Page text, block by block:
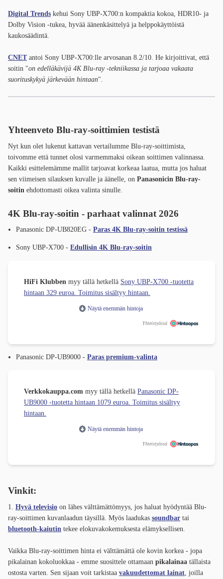
Digital Trends kehui Sony UBP-X700:n kompaktia kokoa, HDR10- ja
Dolby Vision -tukea, hyvää äänenkäsittelyä ja helppokäyttöistä
kaukosäädintä.
CNETantoi Sony UBP-X700:lle arvosanan 8.2/10. He kirjoittivat, että
soitin "on edelläkävijä 4K Blu-ray -tekniikassa ja tarjoaa vakaata
suorituskykyä järkevään hintaan".
Yhteenveto Blu-ray-soittimien testistä
Nyt kun olet lukenut kattavan vertailumme Blu-ray-soittimista,
toivomme että tunnet olosi varmemmaksi oikean soittimen valinnassa.
Kaikki esittelemämme mallit tarjoavat korkeaa laatua, mutta jos haluat
sen viimeisen silauksen kuvalle ja äänelle, on Panasonicin Blu-ray-
soitin ehdottomasti oikea valinta sinulle.
4K Blu-ray-soitin - parhaat valinnat 2026
Panasonic DP-UB820EG - Paras 4K Blu-ray-soitin testissä
Sony UBP-X700 - Edullisin 4K Blu-ray-soitin
HiFi Klubben myy tällä hetkellä Sony UBP-X700 -tuotetta
hintaan 329 euroa. Toimitus sisältyy hintaan.
Näytä enemmän hintoja
Yhteistyössä
Panasonic DP-UB9000 - Paras premium-valinta
Verkkokauppa.com myy tällä hetkellä Panasonic DP-
UB9000 -tuotetta hintaan 1079 euroa. Toimitus sisältyy
hintaan.
Näytä enemmän hintoja
Yhteistyössä
Vinkit:
1. Hyvä televisio on lähes välttämättömyys, jos haluat hyödyntää Blu-
ray-soittimen kuvanlaadun täysillä. Myös laadukas soundbar tai
bluetooth-kaiutin tekee elokuvakokemuksesta elämyksellisen.
Vaikka Blu-ray-soittimen hinta ei välttämättä ole kovin korkea - jopa
pikalainan kokoluokkaa - emme suosittele ottamaan pikalainaa tällaista
ostosta varten. Sen sijaan voit tarkistaa vakuudettomat lainat , joilla